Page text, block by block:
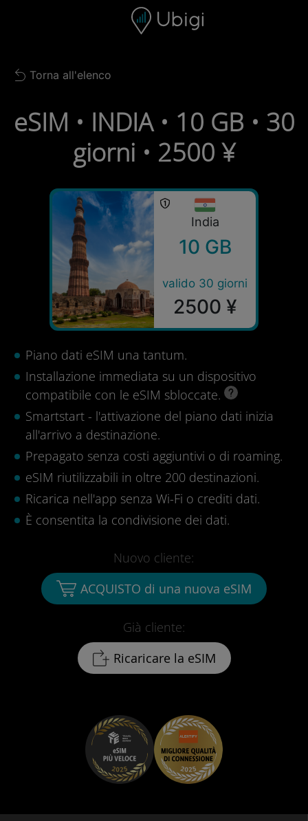
Barra di navigazione
Back to list
Torna all'elenco
eSIM • INDIA • 10 GB • 30
giorni • 2500 ¥
India
10 GB
valido 30 giorni
2500 ¥
Piano dati eSIM una tantum.
Installazione immediata su un dispositivo
compatibile con le eSIM sbloccate.
Smartstart - l'attivazione del piano dati inizia
all'arrivo a destinazione.
Prepagato senza costi aggiuntivi o di roaming.
eSIM riutilizzabili in oltre 200 destinazioni.
Ricarica nell'app senza Wi-Fi o crediti dati.
È consentita la condivisione dei dati.
Già cliente:
Ricaricare la eSIM
Nuovo cliente:
ACQUISTO di una nuova eSIM